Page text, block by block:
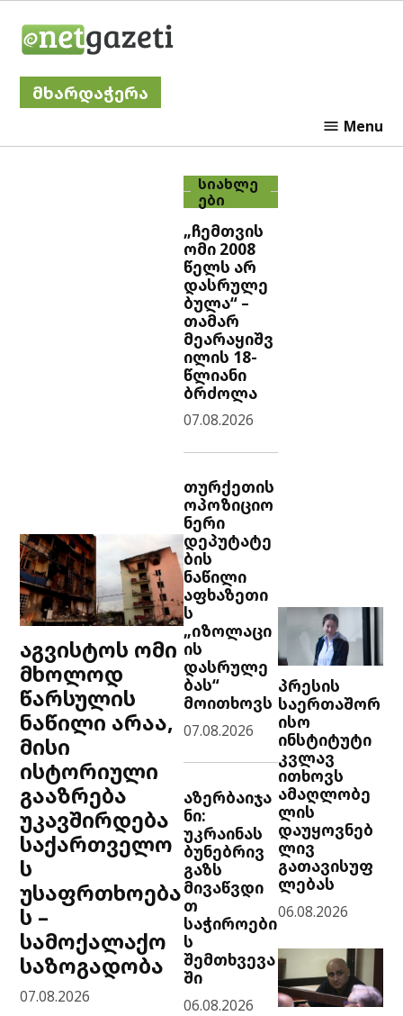
მხარდაჭერა
Menu
აგვისტოს ომი
მხოლოდ
წარსულის
ნაწილი არაა,
მისი
ისტორიული
გააზრება
უკავშირდება
საქართველო
ს
უსაფრთხოება
ს –
სამოქალაქო
საზოგადობა
07.08.2026
ᲡᲘᲐᲮᲚᲔ
ᲔᲑᲘ
„ჩემთვის
ომი 2008
წელს არ
დასრულე
ბულა“ –
თამარ
მეარაყიშვ
ილის 18-
წლიანი
ბრძოლა
07.08.2026
თურქეთის
ოპოზიციო
ნერი
დეპუტატე
ბის
ნაწილი
აფხაზეთი
ს
„იზოლაცი
ის
დასრულე
ბას“
მოითხოვს
07.08.2026
აზერბაიჯა
ნი:
უკრაინას
ბუნებრივ
გაზს
მივაწვდი
თ
საჭიროები
ს
შემთხვევა
ში
06.08.2026
პრესის
საერთაშორ
ისო
ინსტიტუტი
კვლავ
ითხოვს
ამაღლობე
ლის
დაუყოვნებ
ლივ
გათავისუფ
ლებას
06.08.2026